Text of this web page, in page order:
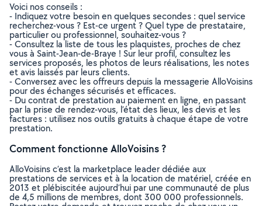
Voici nos conseils :
- Indiquez votre besoin en quelques secondes : quel service
recherchez-vous ? Est-ce urgent ? Quel type de prestataire,
particulier ou professionnel, souhaitez-vous ?
- Consultez la liste de tous les plaquistes, proches de chez
vous à Saint-Jean-de-Braye ! Sur leur profil, consultez les
services proposés, les photos de leurs réalisations, les notes
et avis laissés par leurs clients.
- Conversez avec les offreurs depuis la messagerie AlloVoisins
pour des échanges sécurisés et efficaces.
- Du contrat de prestation au paiement en ligne, en passant
par la prise de rendez-vous, l’état des lieux, les devis et les
factures : utilisez nos outils gratuits à chaque étape de votre
prestation.
Comment fonctionne AlloVoisins ?
AlloVoisins c’est la marketplace leader dédiée aux
prestations de services et à la location de matériel, créée en
2013 et plébiscitée aujourd’hui par une communauté de plus
de 4,5 millions de membres, dont 300 000 professionnels.